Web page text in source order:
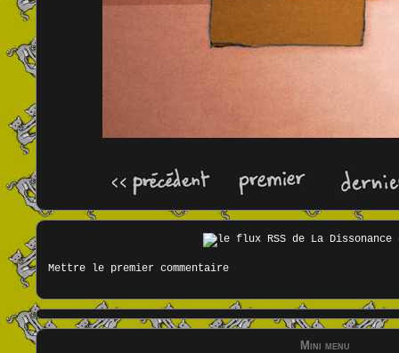
Mettre le premier commentaire
Mini menu